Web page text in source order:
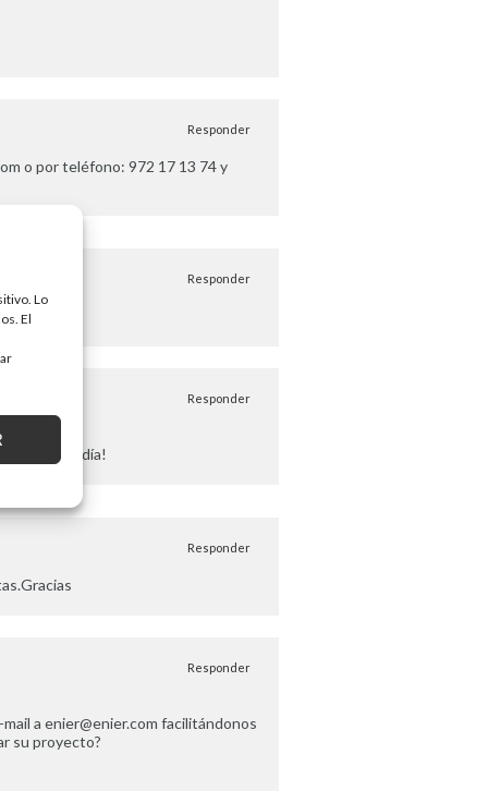
Lo
El
o por teléfono: 972 17 13 74 y
Responder
Responder
un buen día!
Responder
Responder
a enier@enier.com facilitándonos
su proyecto?
Responder